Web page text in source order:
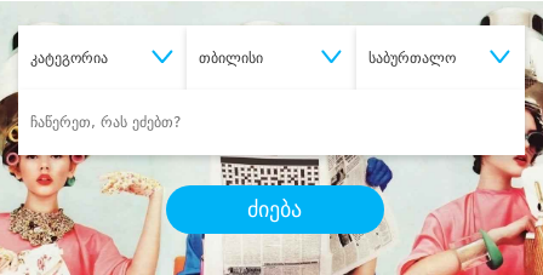
კატეგორია თბილისი საბურთალო
ძიება
შეიძინესასურველი მომსახურება